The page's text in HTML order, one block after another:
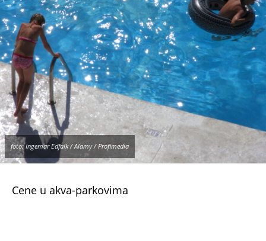
Cene u akva-parkovima
Akva-park u Doljevcu počinje sa radom u
subotu. Deca do sedam godina ne plaćaju ulaz,
dok odrasli za celodnevni boravak izdvajaju 450
dinara, odnosno 300 dinara za poludnevnu
kartu. Za decu od sedam do 12 godina cena je
300 dinara. Jedan od popularnijih vodenih
parkova u Bačkom Petrovcu, sezonu otvara 19.
juna. Dnevna ulaznica za odrasle košta 1.190
dinara, dok deca visine od 110 do 140